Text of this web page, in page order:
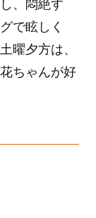
、悶絶す
で眩しく
曜夕方は、
ちゃんが好